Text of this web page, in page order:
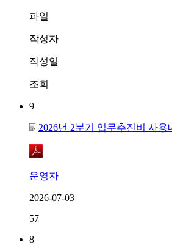
파일
작성자
작성일
조회
9
2026년 2분기 업무추진비 사용
운영자
2026-07-03
57
8